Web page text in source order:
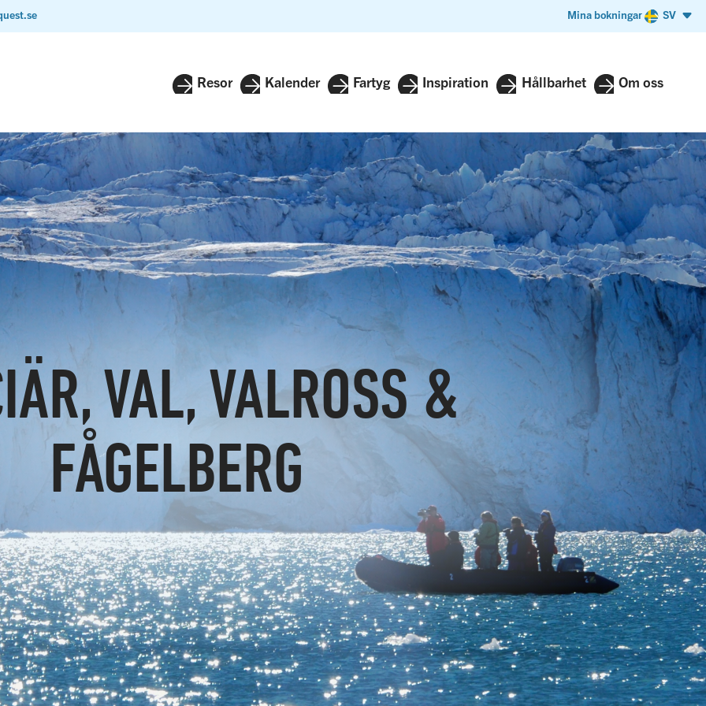
Mina bokningar SV
Resor Kalender Fartyg Inspiration Hållbarhet Om oss
VAL, VALROSS &
FÅGELBERG